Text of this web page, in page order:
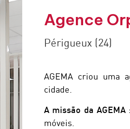
Agence
Périgueux (24)
AGEMA criou uma
cidade.
A missão da AGEMA:
móveis.